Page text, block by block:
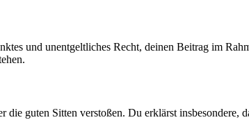
und unentgeltliches Recht, deinen Beitrag im
guten Sitten verstoßen. Du erklärst insbesondere,